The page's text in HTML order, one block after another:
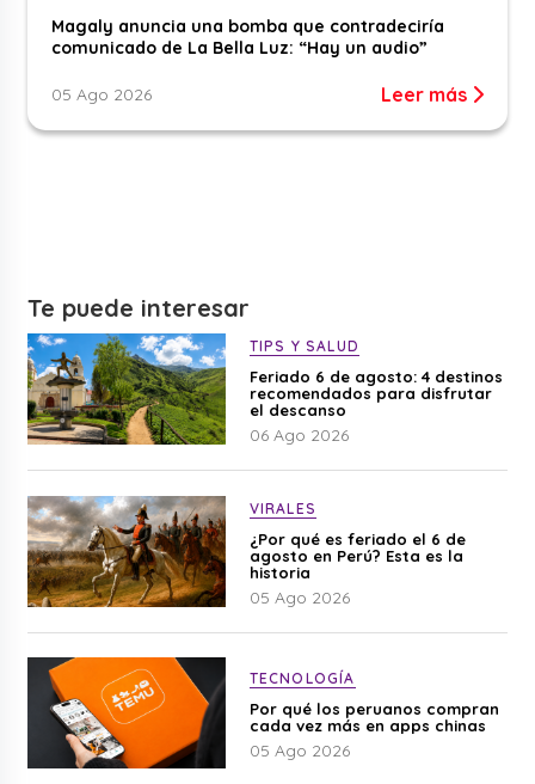
Magaly anuncia una bomba que contradeciría
comunicado de La Bella Luz: “Hay un audio”
05 Ago 2026 Leer más
Te puede interesar
TIPS Y SALUD
Feriado 6 de agosto: 4 destinos
recomendados para disfrutar
el descanso
06 Ago 2026
VIRALES
¿Por qué es feriado el 6 de
agosto en Perú? Esta es la
historia
05 Ago 2026
TECNOLOGÍA
Por qué los peruanos compran
cada vez más en apps chinas
05 Ago 2026